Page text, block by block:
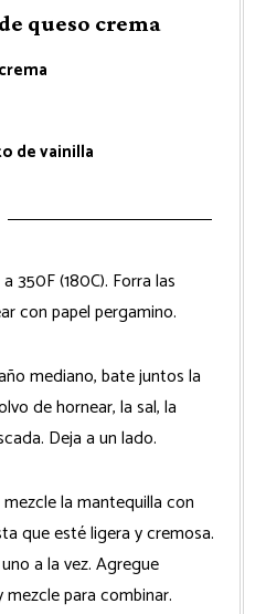
queso crema
de vainilla
350F (180C). Forra las
con papel pergamino.
mediano, bate juntos la
de hornear, la sal, la
Deja a un lado.
la mantequilla con
que esté ligera y cremosa.
a la vez. Agregue
para combinar.